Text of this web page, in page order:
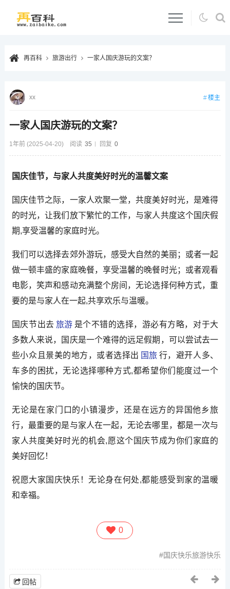
再百科 旅游出行 一家人国庆游玩的文案？
一家人国庆游玩的文案？
1年前 (2025-04-20) 阅读 35 回复 0
xx 楼主
国庆佳节，与家人共度美好时光的温馨文案
国庆佳节之际，一家人欢聚一堂，共度美好时光，是难得
的时光，让我们放下繁忙的工作，与家人共度这个国庆假
期,享受温馨的家庭时光。
我们可以选择去郊外游玩，感受大自然的美丽；或者一起
做一顿丰盛的家庭晚餐，享受温馨的晚餐时光；或者观看
电影，笑声和感动充满整个房间，无论选择何种方式，重
要的是与家人在一起,共享欢乐与温暖。
国庆节出去 旅游 是个不错的选择，游必有方略，对于大
多数人来说，国庆是一个难得的远足假期，可以尝试去一
些小众且景美的地方，或者选择出 国旅 行，避开人多、
车多的困扰，无论选择哪种方式,都希望你们能度过一个
愉快的国庆节。
无论是在家门口的小镇漫步，还是在远方的异国他乡旅
行，最重要的是与家人在一起，无论去哪里，都是一次与
家人共度美好时光的机会,愿这个国庆节成为你们家庭的
美好回忆！
祝愿大家国庆快乐！无论身在何处,都能感受到家的温暖
和幸福。
0
国庆快乐旅游快乐
回帖